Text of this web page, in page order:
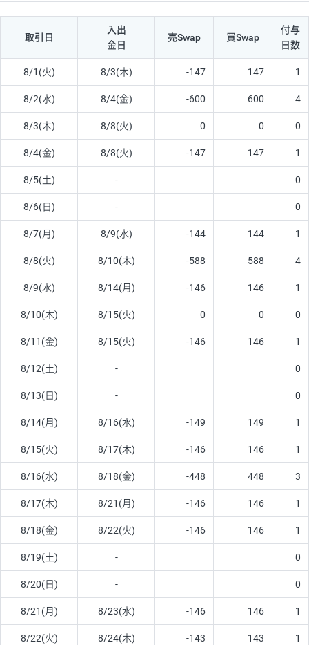
取引日
入出
金日
売Swap 買Swap
付与
日数
8/1(火) 8/3(木) -147 147 1
8/2(水) 8/4(金) -600 600 4
8/3(木) 8/8(火) 0 0 0
8/4(金) 8/8(火) -147 147 1
8/5(土) - 0
8/6(日) - 0
8/7(月) 8/9(水) -144 144 1
8/8(火) 8/10(木) -588 588 4
8/9(水) 8/14(月) -146 146 1
8/10(木) 8/15(火) 0 0 0
8/11(金) 8/15(火) -146 146 1
8/12(土) - 0
8/13(日) - 0
8/14(月) 8/16(水) -149 149 1
8/15(火) 8/17(木) -146 146 1
8/16(水) 8/18(金) -448 448 3
8/17(木) 8/21(月) -146 146 1
8/18(金) 8/22(火) -146 146 1
8/19(土) - 0
8/20(日) - 0
8/21(月) 8/23(水) -146 146 1
8/22(火) 8/24(木) -143 143 1